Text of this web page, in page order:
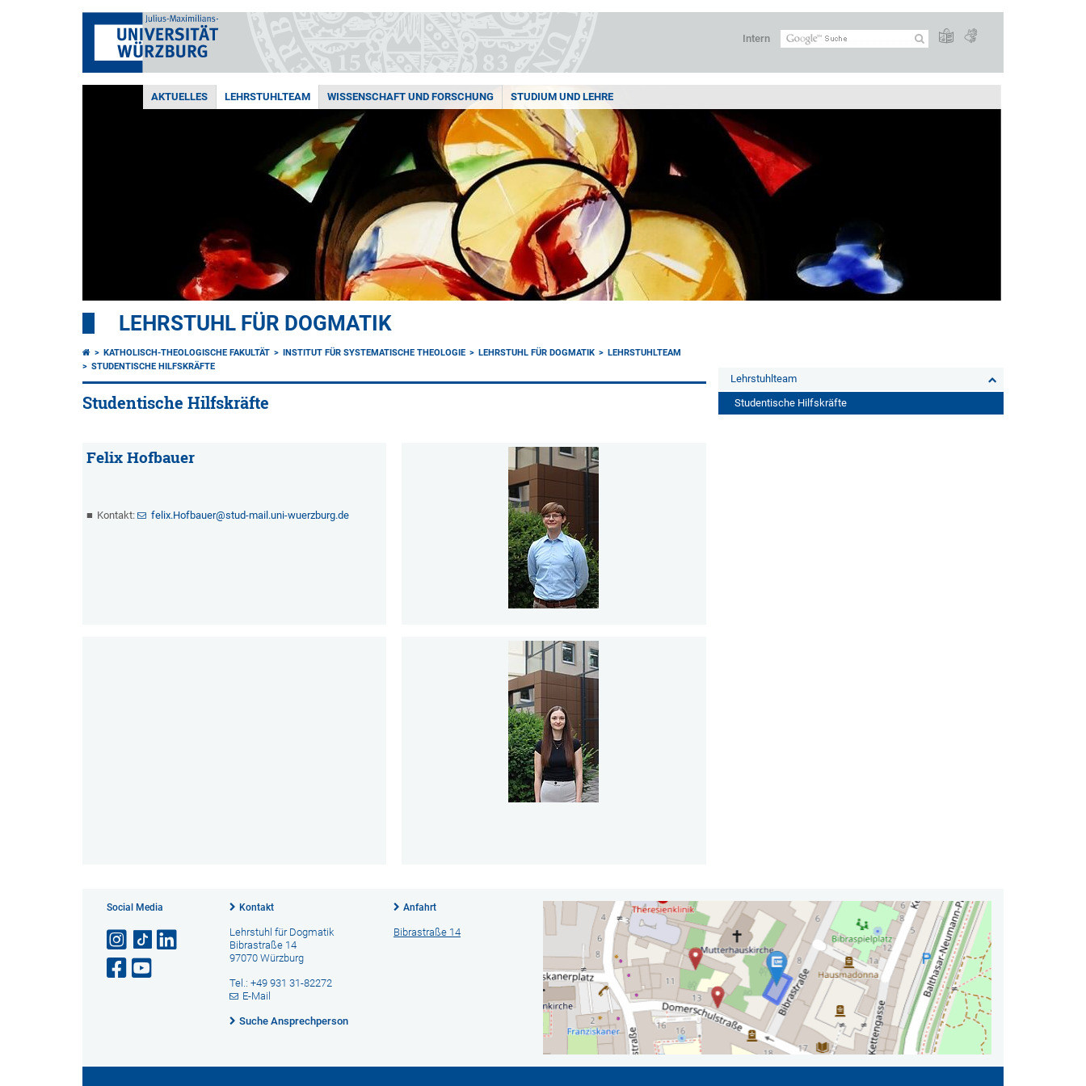
Intern
AKTUELLES LEHRSTUHLTEAM WISSENSCHAFT UND FORSCHUNG STUDIUM UND LEHRE
LEHRSTUHL FÜR DOGMATIK
KATHOLISCH-THEOLOGISCHE FAKULTÄT INSTITUT FÜR SYSTEMATISCHE THEOLOGIE LEHRSTUHL FÜR DOGMATIK
LEHRSTUHLTEAM
STUDENTISCHE HILFSKRÄFTE
Studentische Hilfskräfte
Felix Hofbauer
Kontakt: felix.Hofbauer@stud-mail.uni-wuerzburg.de
Lehrstuhlteam
Studentische Hilfskräfte
Social Media Kontakt
Lehrstuhl für Dogmatik
Bibrastraße 14
97070 Würzburg
Tel.: +49 931 31-82272
E-Mail
Suche Ansprechperson
Anfahrt
Bibrastraße 14